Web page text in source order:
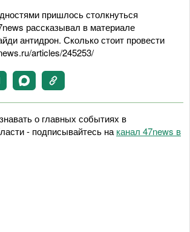
пришлось столкнуться
рассказывал в материале
антидрон. Сколько стоит провести
articles/245253/
о главных событиях в
- подписывайтесь наканал 47news в